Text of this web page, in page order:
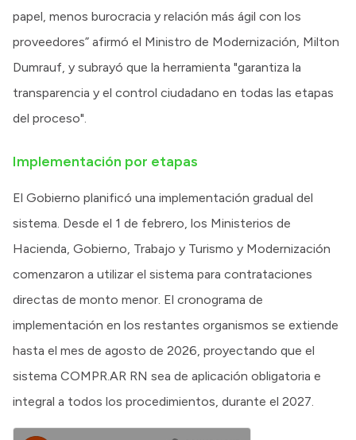
papel, menos burocracia y relación más ágil con los
proveedores” afirmó el Ministro de Modernización, Milton
Dumrauf, y subrayó que la herramienta "garantiza la
transparencia y el control ciudadano en todas las etapas
del proceso".
Implementación por etapas
El Gobierno planificó una implementación gradual del
sistema. Desde el 1 de febrero, los Ministerios de
Hacienda, Gobierno, Trabajo y Turismo y Modernización
comenzaron a utilizar el sistema para contrataciones
directas de monto menor. El cronograma de
implementación en los restantes organismos se extiende
hasta el mes de agosto de 2026, proyectando que el
sistema COMPR.AR RN sea de aplicación obligatoria e
integral a todos los procedimientos, durante el 2027.